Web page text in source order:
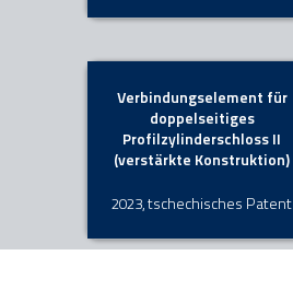
Verbindungselement für
doppelseitiges
Profilzylinderschloss II
(verstärkte Konstruktion)
2023, tschechisches Patent